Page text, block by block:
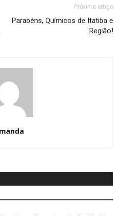
Próximo artigo
Parabéns, Químicos de Itatiba e
Região!